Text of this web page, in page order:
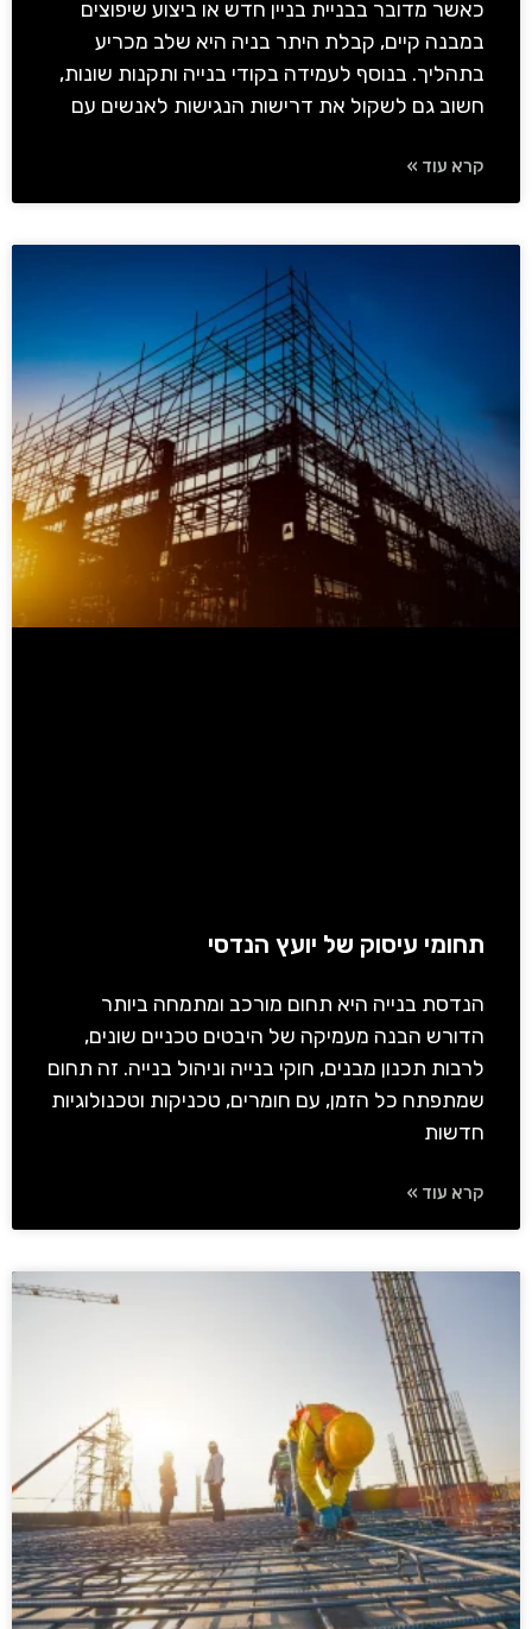
כאשר מדובר בבניית בניין חדש או ביצוע שיפוצים
במבנה קיים, קבלת היתר בניה היא שלב מכריע
בתהליך. בנוסף לעמידה בקודי בנייה ותקנות שונות,
חשוב גם לשקול את דרישות הנגישות לאנשים עם
קרא עוד »
תחומי עיסוק של יועץ הנדסי
הנדסת בנייה היא תחום מורכב ומתמחה ביותר
הדורש הבנה מעמיקה של היבטים טכניים שונים,
לרבות תכנון מבנים, חוקי בנייה וניהול בנייה. זה תחום
שמתפתח כל הזמן, עם חומרים, טכניקות וטכנולוגיות
חדשות
קרא עוד »